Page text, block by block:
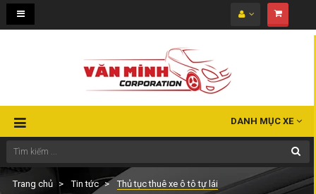
Toggle
navigation
DANH MỤC XE
Trang chủ Tin tức Thủ tục thuê xe ô tô tự lái